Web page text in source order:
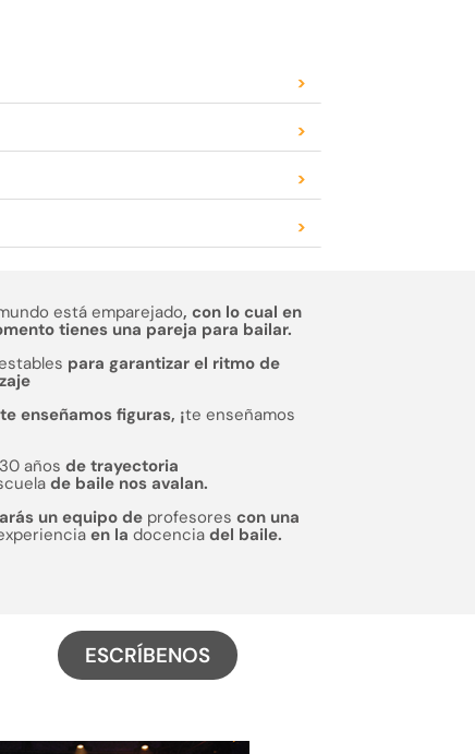
>
>
>
>
está emparejado, con lo cual en
tienes una pareja para bailar.
para garantizar el ritmo de
enseñamos figuras, ¡te enseñamos
30 años de trayectoria
de baile nos avalan.
un equipo de profesores con una
en la docenciadel baile.
ESCRÍBENOS